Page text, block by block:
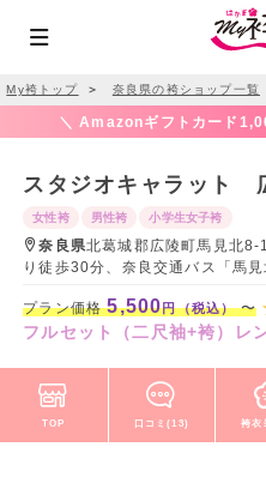
My袴トップ ＞ 奈良県の袴ショップ一覧
＼ Amazonギフトカード
スタジオキャラット
女性袴 男性袴 小学生女子袴
奈良県北葛城郡広陵町馬見北
り徒歩30分、奈良交通バス「馬
プラン価格5,500円（税込）〜
フルセット（二尺袖+袴）レ
TOP 口コミ(13) 袴衣